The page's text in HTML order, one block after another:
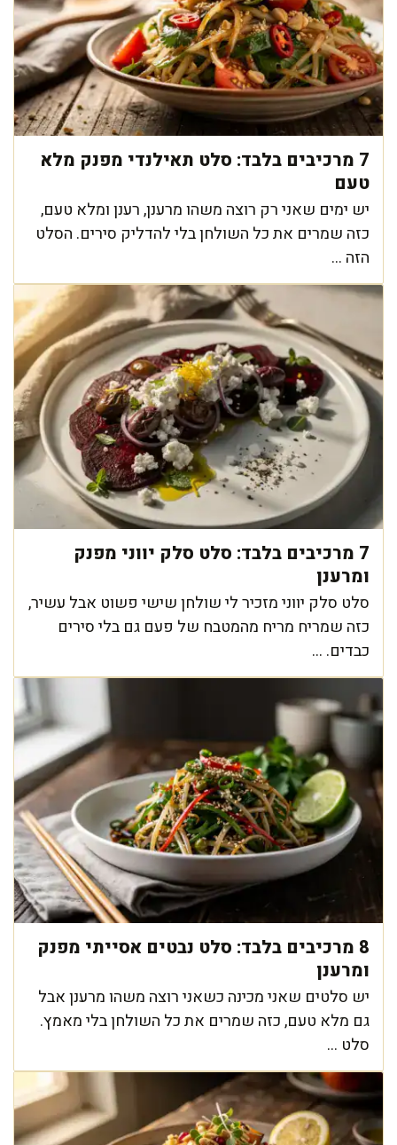
7 מרכיבים בלבד: סלט תאילנדי מפנק מלא
טעם
יש ימים שאני רק רוצה משהו מרענן, רענן ומלא טעם,
כזה שמרים את כל השולחן בלי להדליק סירים. הסלט
הזה ...
7 מרכיבים בלבד: סלט סלק יווני מפנק
ומרענן
סלט סלק יווני מזכיר לי שולחן שישי פשוט אבל עשיר,
כזה שמריח מריח מהמטבח של פעם גם בלי סירים
כבדים. ...
8 מרכיבים בלבד: סלט נבטים אסייתי מפנק
ומרענן
יש סלטים שאני מכינה כשאני רוצה משהו מרענן אבל
גם מלא טעם, כזה שמרים את כל השולחן בלי מאמץ.
סלט ...